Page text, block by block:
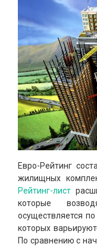
Евро-Рейтинг
жилищных
Рейтинг-лист
которые
осуществляется
которых
По сравнению с